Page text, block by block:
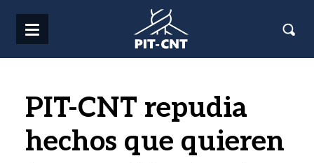
PIT-CNT repudia
hechos que quieren